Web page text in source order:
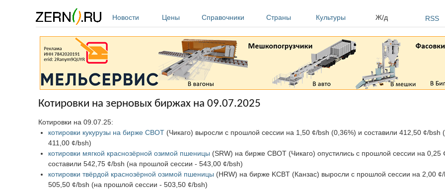
Новости
Цены Справочники Страны Культуры Ж/д RSS
Котировки на зерновых биржах на 09.07.2025
Котировки на 09.07.25:
котировки кукурузы на бирже CBOT(Чикаго) выросли с прошлой сессии на 1,50 ¢/bsh (0,36%) и составили 412,50 ¢/bsh
411,00 ¢/bsh)
котировки мягкой краснозёрной озимой пшеницы (SRW) на бирже CBOT (Чикаго) опустились с прошлой сессии на 0,25
составили 542,75 ¢/bsh (на прошлой сессии - 543,00 ¢/bsh)
котировки твёрдой краснозёрной озимой пшеницы (HRW) на бирже KCBT (Канзас) выросли с прошлой сессии на 2,00
505,50 ¢/bsh (на прошлой сессии - 503,50 ¢/bsh)